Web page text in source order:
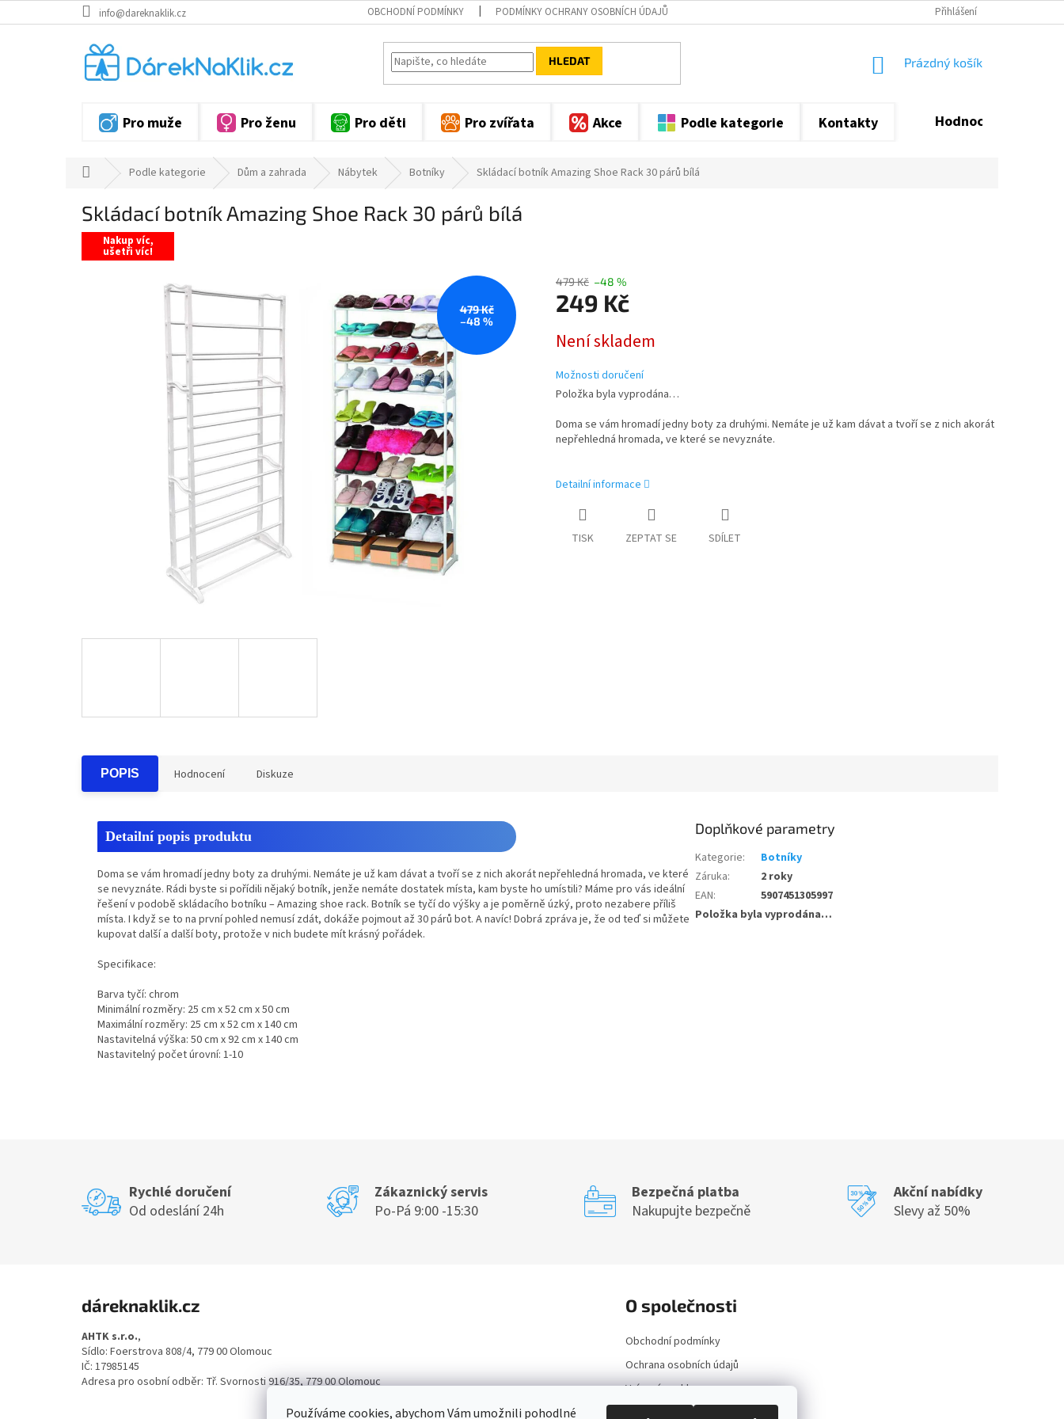
Používáme cookies, abychom Vám umožnili pohodlné
na
info@dareknaklik.cz OBCHODNÍ PODMÍNKY PODMÍNKY OCHRANY OSOBNÍCH ÚDAJŮ Přihlášení
HLEDAT
NÁKUPNÍ
Prázdný košík
Pro muže Pro ženu Pro děti Pro zvířata Akce Podle kategorie Kontakty Hodnocení obchodu
Domů Podle kategorie Dům a zahrada Nábytek Botníky Skládací botník Amazing Shoe Rack 30 párů bílá
Skládací botník Amazing Shoe Rack 30 párů bílá
Nakup víc,
ušetři víc!
479 Kč
–48 %
479 Kč –48 %
249 Kč
cena:
Není skladem
Možnosti doručení
Položka byla vyprodána…
Doma se vám hromadí jedny boty za druhými. Nemáte je už kam dávat a tvoří se z nich akorát
nepřehledná hromada, ve které se nevyznáte.
Detailní informace
TISK ZEPTAT SE SDÍLET
POPIS Hodnocení Diskuze
Detailní popis produktu
Doma se vám hromadí jedny boty za druhými. Nemáte je už kam dávat a tvoří se z nich akorát nepřehledná hromada, ve které
se nevyznáte. Rádi byste si pořídili nějaký botník, jenže nemáte dostatek místa, kam byste ho umístili? Máme pro vás ideální
řešení v podobě skládacího botníku – Amazing shoe rack. Botník se tyčí do výšky a je poměrně úzký, proto nezabere příliš
místa. I když se to na první pohled nemusí zdát, dokáže pojmout až 30 párů bot. A navíc! Dobrá zpráva je, že od teď si můžete
kupovat další a další boty, protože v nich budete mít krásný pořádek.
Specifikace:
Barva tyčí: chrom
Minimální rozměry: 25 cm x 52 cm x 50 cm
Maximální rozměry: 25 cm x 52 cm x 140 cm
Nastavitelná výška: 50 cm x 92 cm x 140 cm
Nastavitelný počet úrovní: 1-10
Doplňkové parametry
Kategorie:
Botníky
Záruka:
2 roky
EAN:
5907451305997
Položka byla vyprodána…
Rychlé doručení
Od odeslání 24h
Zákaznický servis
Po-Pá 9:00 -15:30
Bezpečná platba
Nakupujte bezpečně
Akční nabídky
Slevy až 50%
dáreknaklik.cz
AHTK s.r.o.,
Sídlo: Foerstrova 808/4, 779 00 Olomouc
IČ: 17985145
Adresa pro osobní odběr: Tř. Svornosti 916/35, 779 00 Olomouc
O společnosti
Obchodní podmínky
Ochrana osobních údajů
Vrácení a reklamace